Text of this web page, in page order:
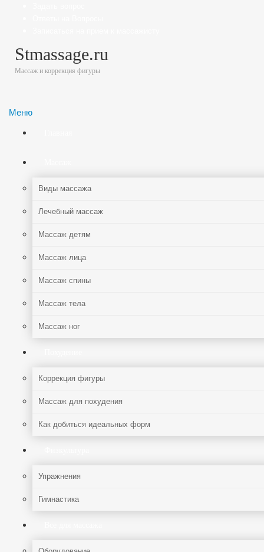
Stmassage.ru
Массаж и коррекция фигуры
Меню
Виды массажа
Лечебный массаж
Массаж детям
Массаж лица
Массаж спины
Массаж тела
Массаж ног
Коррекция фигуры
Массаж для похудения
Как добиться идеальных форм
Упражнения
Гимнастика